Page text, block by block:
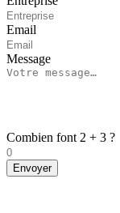
Email
Message
Combien font 2 + 3 ?
Envoyer